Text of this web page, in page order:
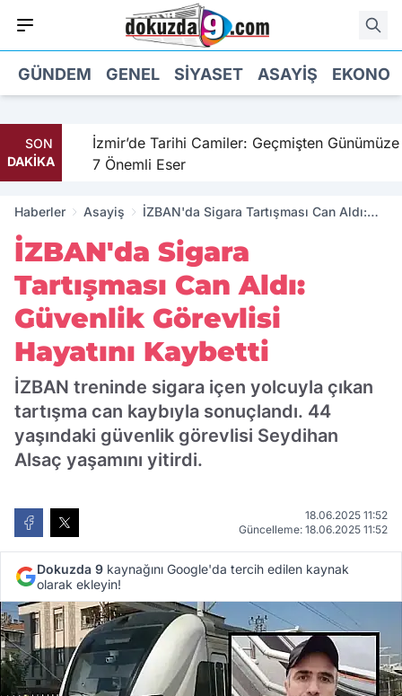
GÜNDEM GENEL SIYASET ASAYIŞ
SON
DAKİKA
İzmir’de Tarihi Camiler: Geçmişten Günümüze
7 Önemli Eser
Haberler Asayiş
İZBAN'da Sigara Tartışması Can Aldı:
İZBAN'da Sigara
Tartışması Can Aldı:
Güvenlik Görevlisi
Hayatını Kaybetti
İZBAN treninde sigara içen yolcuyla çıkan
tartışma can kaybıyla sonuçlandı. 44
yaşındaki güvenlik görevlisi Seydihan
Alsaç yaşamını yitirdi.
18.06.2025 11:52
Güncelleme: 18.06.2025 11:52
Dokuzda 9 kaynağını Google'da tercih edilen kaynak
olarak ekleyin!